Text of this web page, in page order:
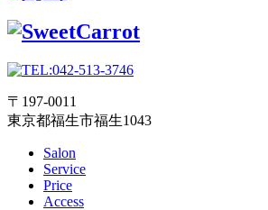
〒197-0011
東京都福生市福生1043
Salon
Service
Price
Access